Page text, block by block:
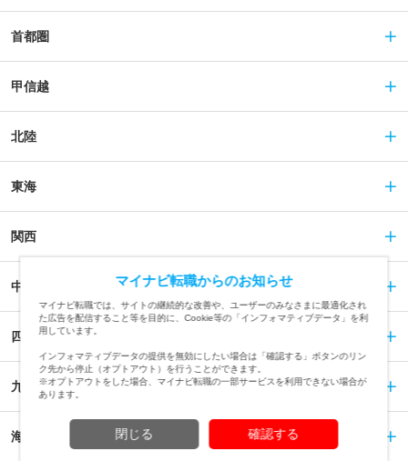
首都圏
甲信越
北陸
東海
関西
中国
四国
九州
海外
マイナビ転職からのお知らせ
マイナビ転職では、サイトの継続的な改善や、ユーザーのみなさまに最適化され
た広告を配信すること等を目的に、Cookie等の「インフォマティブデータ」を利
用しています。
インフォマティブデータの提供を無効にしたい場合は「確認する」ボタンのリン
ク先から停止（オプトアウト）を行うことができます。
※オプトアウトをした場合、マイナビ転職の一部サービスを利用できない場合が
あります。
閉じる 確認する